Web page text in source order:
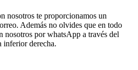
nosotros te proporcionamos un
Además no olvides que en todo
nosotros por whatsApp a través del
inferior derecha.